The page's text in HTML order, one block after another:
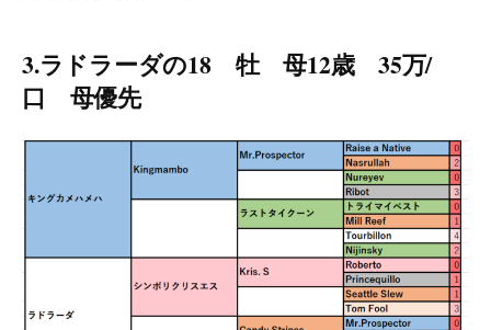
3.ラドラーダの18 牡 母12歳 35万/
口 母優先